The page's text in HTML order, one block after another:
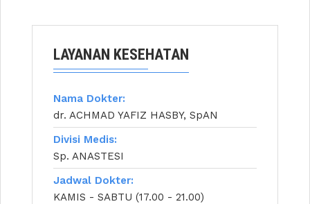
LAYANAN KESEHATAN
Nama Dokter:
dr. ACHMAD YAFIZ HASBY, SpAN
Divisi Medis:
Sp. ANASTESI
Jadwal Dokter:
KAMIS - SABTU (17.00 - 21.00)